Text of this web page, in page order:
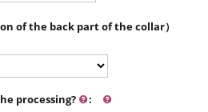
of the back part of the collar）
processing? :